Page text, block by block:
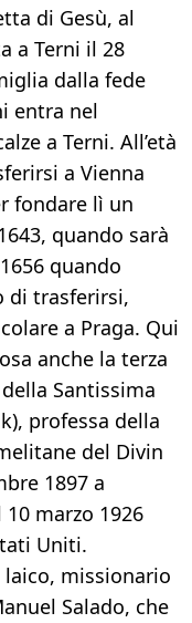
di Gesù, al
a Terni il 28
dalla fede
entra nel
a Terni. All’età
a Vienna
fondare lì un
quando sarà
quando
di trasferirsi,
a Praga. Qui
anche la terza
Santissima
professa della
del Divin
1897 a
marzo 1926
Uniti.
missionario
Salado, che